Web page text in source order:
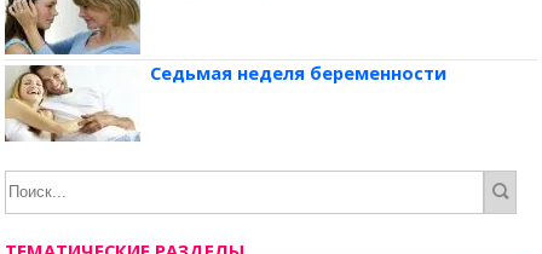
Седьмая неделя беременности